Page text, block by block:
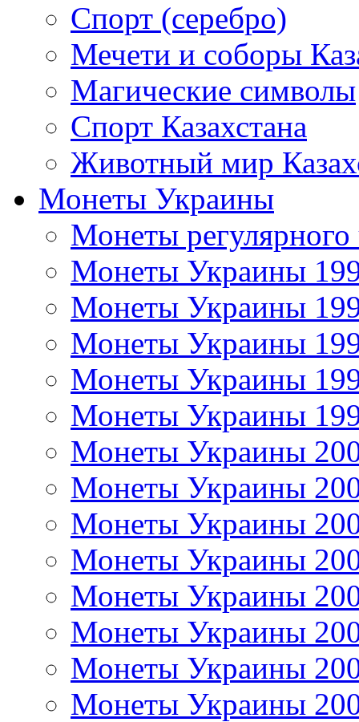
Спорт (серебро)
Мечети и соборы
Магические символы
Спорт Казахстана
Животный мир
Монеты Украины
Монеты регулярного
Монеты Украины
Монеты Украины
Монеты Украины
Монеты Украины
Монеты Украины
Монеты Украины
Монеты Украины
Монеты Украины
Монеты Украины
Монеты Украины
Монеты Украины
Монеты Украины
Монеты Украины